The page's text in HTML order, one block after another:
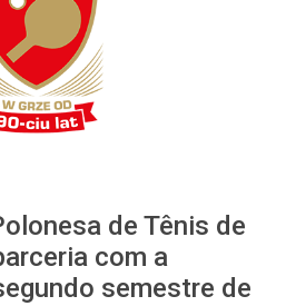
de Tênis de
com a
semestre de